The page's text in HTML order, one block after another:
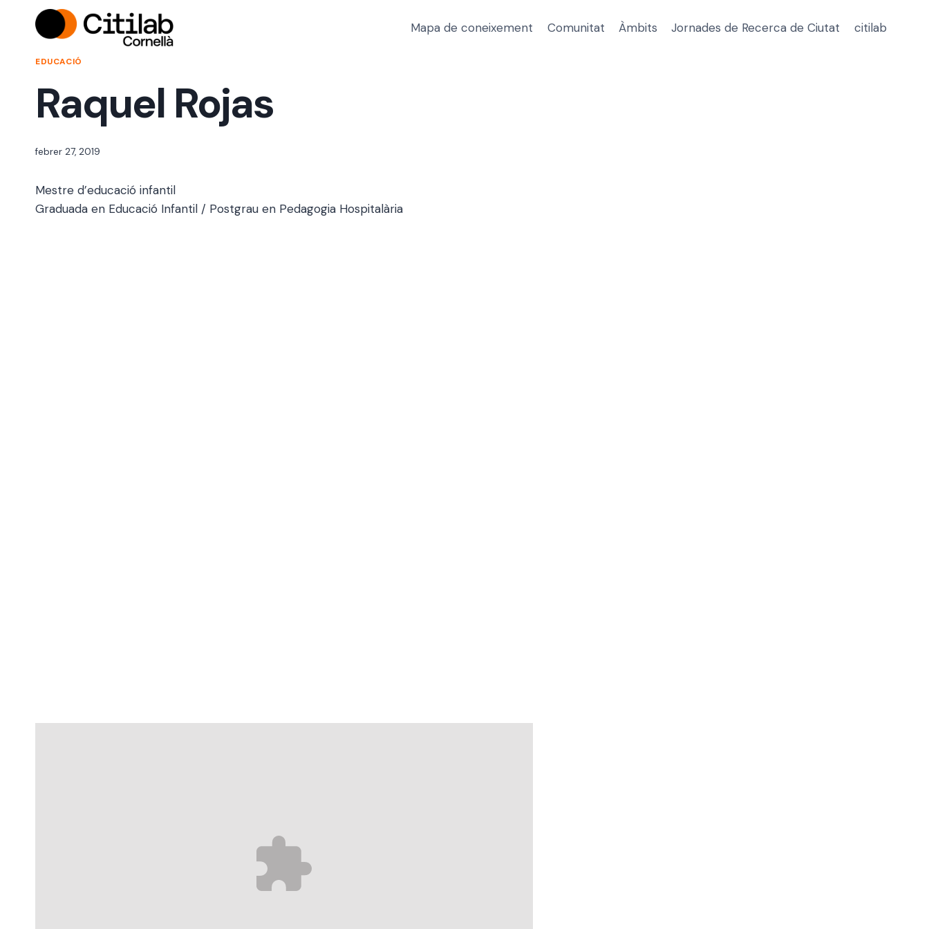
Mapa de coneixement Comunitat Àmbits Jornades de Recerca de Ciutat citilab
EDUCACIÓ
Raquel Rojas
Per
febrer 27, 2019
Mestre d’educació infantil
Graduada en Educació Infantil / Postgrau en Pedagogia Hospitalària